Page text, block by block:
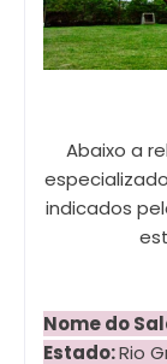
Abaixo a
indicados
Nome do
Estado:Rio